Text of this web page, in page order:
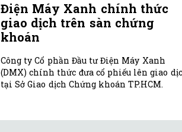
Điện Máy Xanh chính thức
giao dịch trên sàn chứng
khoán
Công ty Cổ phần Đầu tư Điện Máy Xanh
(DMX) chính thức đưa cổ phiếu lên giao
tại Sở Giao dịch Chứng khoán TP.HCM.